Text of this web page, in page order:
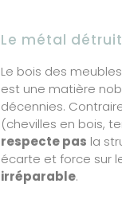
Le métal
Le bois des
est une matière
décennies.
(chevilles en bois,
respecte pas la
écarte et force sur
irréparable.